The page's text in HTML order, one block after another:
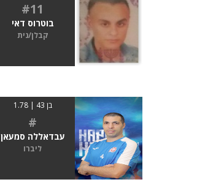
#11
בוטרוס דאי
קבלן/נית
בן 43 | 1.78
#
עבדאללה סמעאן
ליברו